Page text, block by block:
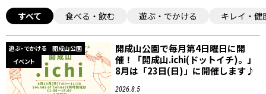
すべて 食べる・飲む 遊ぶ・でかける キレイ・健
遊ぶ・でかける
開成山公園
イベント
開成山公園で毎月第4日曜日に開
催！「開成山.ichi(ドットイチ)。」
8月は「23日(日)」に開催します♪
2026.8.5